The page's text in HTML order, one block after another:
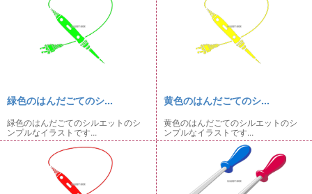
緑色のはんだごてのシ...
緑色のはんだごてのシルエットのシ
ンプルなイラストです...
黄色のはんだごてのシ...
黄色のはんだごてのシルエットのシ
ンプルなイラストです...